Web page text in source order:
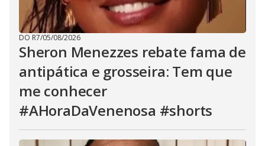
DO R7/05/08/2026
Sheron Menezzes rebate fama de
antipática e grosseira: Tem que
me conhecer
#AHoraDaVenenosa #shorts